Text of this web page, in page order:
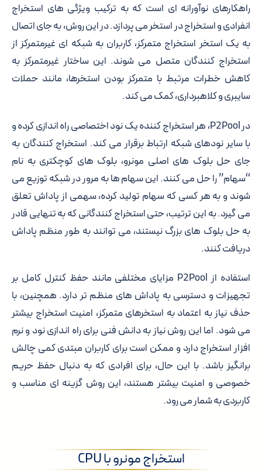
راهکارهای نوآورانه ای است که به ترکیب ویژگی های استخراج
انفرادی و استخراج در استخر می پردازد. در این روش، به جای اتصال
به یک استخر استخراج متمرکز، کاربران به شبکه ای غیرمتمرکز از
استخراج کنندگان متصل می شوند. این ساختار غیرمتمرکز به
کاهش خطرات مرتبط با متمرکز بودن استخرها، مانند حملات
سایبری و کلاهبرداری، کمک می کند.
در P2Pool، هر استخراج کننده یک نود اختصاصی راه اندازی کرده و
با سایر نودهای شبکه ارتباط برقرار می کند. استخراج کنندگان به
جای حل بلوک های اصلی مونرو، بلوک های کوچکتری به نام
“سهام” را حل می کنند. این سهام ها به مرور در شبکه توزیع می
شوند و به هر کسی که سهام تولید کرده، سهمی از پاداش تعلق
می گیرد. به این ترتیب، حتی استخراج کنندگانی که به تنهایی قادر
به حل بلوک های بزرگ نیستند، می توانند به طور منظم پاداش
دریافت کنند.
استفاده از P2Pool مزایای مختلفی مانند حفظ کنترل کامل بر
تجهیزات و دسترسی به پاداش های منظم تر دارد. همچنین، با
حذف نیاز به اعتماد به استخرهای متمرکز، امنیت استخراج بیشتر
می شود. اما این روش نیاز به دانش فنی برای راه اندازی نود و نرم
افزار استخراج دارد و ممکن است برای کاربران مبتدی کمی چالش
برانگیز باشد. با این حال، برای افرادی که به دنبال حفظ حریم
خصوصی و امنیت بیشتر هستند، این روش گزینه ای مناسب و
کاربردی به شمار می رود.
استخراج مونرو با CPU